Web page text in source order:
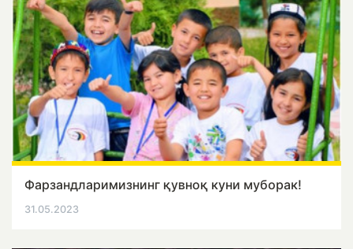
Фарзандларимизнинг қувноқ куни муборак!
31.05.2023